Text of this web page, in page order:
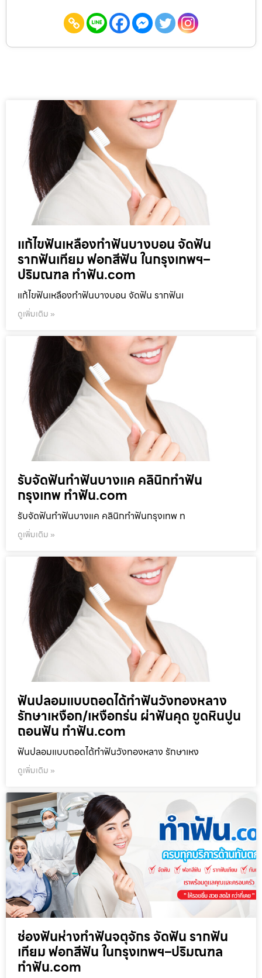
แก้ไขฟันเหลืองทำฟันบางบอน จัดฟัน
รากฟันเทียม ฟอกสีฟัน ในกรุงเทพฯ–
ปริมณฑล ทำฟัน.com
แก้ไขฟันเหลืองทำฟันบางบอน จัดฟัน รากฟันเ
ดูเพิ่มเติม »
รับจัดฟันทำฟันบางแค คลินิกทำฟัน
กรุงเทพ ทำฟัน.com
รับจัดฟันทำฟันบางแค คลินิกทำฟันกรุงเทพ ท
ดูเพิ่มเติม »
ฟันปลอมแบบถอดได้ทำฟันวังทองหลาง
รักษาเหงือก/เหงือกร่น ผ่าฟันคุด ขูดหินปูน
ถอนฟัน ทำฟัน.com
ฟันปลอมแบบถอดได้ทำฟันวังทองหลาง รักษาเหง
ดูเพิ่มเติม »
ช่องฟันห่างทำฟันจตุจักร จัดฟัน รากฟัน
เทียม ฟอกสีฟัน ในกรุงเทพฯ–ปริมณฑล
ทำฟัน.com